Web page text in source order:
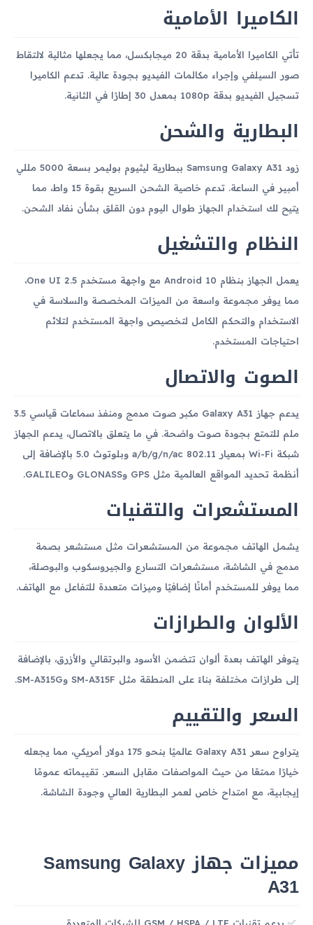
الكاميرا الأمامية
تأتي الكاميرا الأمامية بدقة 20 ميجابكسل، مما يجعلها مثالية لالتقاط
صور السيلفي وإجراء مكالمات الفيديو بجودة عالية. تدعم الكاميرا
تسجيل الفيديو بدقة 1080p بمعدل 30 إطارًا في الثانية.
البطارية والشحن
زود Samsung Galaxy A31 ببطارية ليثيوم بوليمر بسعة 5000 مللي
أمبير في الساعة. تدعم خاصية الشحن السريع بقوة 15 واط، مما
يتيح لك استخدام الجهاز طوال اليوم دون القلق بشأن نفاد الشحن.
النظام والتشغيل
يعمل الجهاز بنظام Android 10 مع واجهة مستخدم One UI 2.5،
مما يوفر مجموعة واسعة من الميزات المخصصة والسلاسة في
الاستخدام والتحكم الكامل لتخصيص واجهة المستخدم لتلائم
احتياجات المستخدم.
الصوت والاتصال
يدعم جهاز Galaxy A31 مكبر صوت مدمج ومنفذ سماعات قياسي 3.5
ملم للتمتع بجودة صوت واضحة. في ما يتعلق بالاتصال، يدعم الجهاز
شبكة Wi-Fi بمعيار 802.11 a/b/g/n/ac وبلوتوث 5.0 بالإضافة إلى
أنظمة تحديد المواقع العالمية مثل GPS وGLONASS وGALILEO.
المستشعرات والتقنيات
يشمل الهاتف مجموعة من المستشعرات مثل مستشعر بصمة
مدمج في الشاشة، مستشعرات التسارع والجيروسكوب والبوصلة،
مما يوفر للمستخدم أمانًا إضافيًا وميزات متعددة للتفاعل مع الهاتف.
الألوان والطرازات
يتوفر الهاتف بعدة ألوان تتضمن الأسود والبرتقالي والأزرق، بالإضافة
إلى طرازات مختلفة بناءً على المنطقة مثل SM-A315F وSM-A315G.
السعر والتقييم
يتراوح سعر Galaxy A31 عالميًا بنحو 175 دولار أمريكي، مما يجعله
خيارًا ممتعًا من حيث المواصفات مقابل السعر. تقييماته عمومًا
إيجابية، مع امتداح خاص لعمر البطارية العالي وجودة الشاشة.
مميزات جهاز Samsung Galaxy
A31
يدعم تقنيات GSM / HSPA / LTE للشبكات المتعددة.